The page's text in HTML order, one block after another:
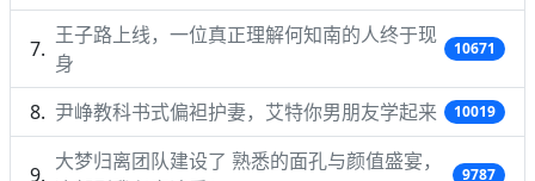
王子路上线，一位真正理解何知南的人终于现
身
10671
尹峥教科书式偏袒护妻，艾特你男朋友学起来 10019
大梦归离团队建设了 熟悉的面孔与颜值盛宴，
9787